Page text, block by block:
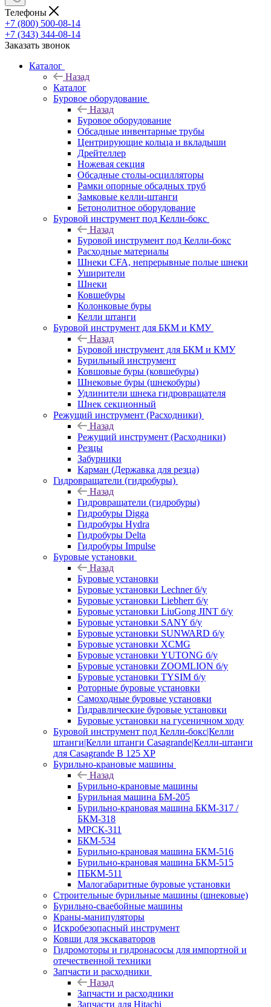
Телефоны
+7 (800) 500-08-14
+7 (343) 344-08-14
Заказать звонок
Каталог
Назад
Каталог
Буровое оборудование
Назад
Буровое оборудование
Обсадные инвентарные трубы
Центрирующие кольца и вкладыши
Дрейтеллер
Ножевая секция
Обсадные столы-осцилляторы
Рамки опорные обсадных труб
Замковые келли-штанги
Бетонолитное оборудование
Буровой инструмент под Келли-бокс
Назад
Буровой инструмент под Келли-бокс
Расходные материалы
Шнеки CFA, непрерывные полые шнеки
Уширители
Шнеки
Ковшебуры
Колонковые буры
Келли штанги
Буровой инструмент для БКМ и КМУ
Назад
Буровой инструмент для БКМ и КМУ
Бурильный инструмент
Ковшовые буры (ковшебуры)
Шнековые буры (шнекобуры)
Удлинители шнека гидровращателя
Шнек секционный
Режущий инструмент (Расходники)
Назад
Режущий инструмент (Расходники)
Резцы
Забурники
Карман (Державка для резца)
Гидровращатели (гидробуры)
Назад
Гидровращатели (гидробуры)
Гидробуры Digga
Гидробуры Hydra
Гидробуры Delta
Гидробуры Impulse
Буровые установки
Назад
Буровые установки
Буровые установки Lechner б/у
Буровые установки Liebherr б/у
Буровые установки LiuGong JINT б/у
Буровые установки SANY б/у
Буровые установки SUNWARD б/у
Буровые установки XCMG
Буровые установки YUTONG б/у
Буровые установки ZOOMLION б/у
Буровые установки TYSIM б/у
Роторные буровые установки
Самоходные буровые установки
Гидравлические буровые установки
Буровые установки на гусеничном ходу
Буровой инструмент под Келли-бокс|Келли
штанги|Келли штанги Casagrande|Келли-штанги
для Casagrande B 125 XP
Бурильно-крановые машины
Назад
Бурильно-крановые машины
Бурильная машина БМ-205
Бурильно-крановая машина БКМ-317 /
БКМ-318
МРСК-311
БКМ-534
Бурильно-крановая машина БКМ-516
Бурильно-крановая машина БКМ-515
ПБКМ-511
Малогабаритные буровые установки
Строительные бурильные машины (шнековые)
Бурильно-сваебойные машины
Краны-манипуляторы
Искробезопасный инструмент
Ковши для экскаваторов
Гидромоторы и гидронасосы для импортной и
отечественной техники
Запчасти и расходники
Назад
Запчасти и расходники
Запчасти для Hitachi